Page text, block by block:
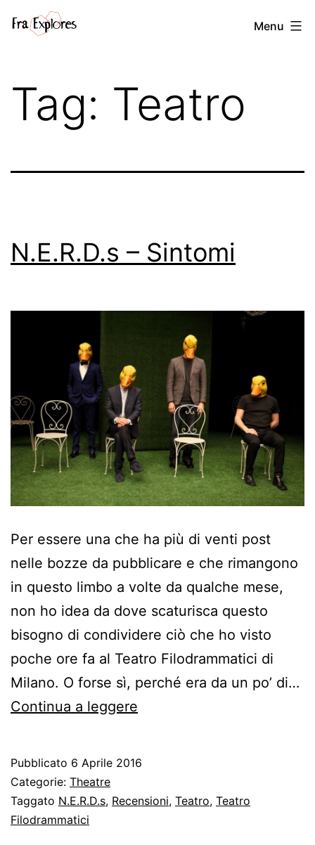
Fra
Menu
Tag: Teatro
N.E.R.D.s – Sintomi
Per essere una che ha più di venti post
nelle bozze da pubblicare e che rimangono
in questo limbo a volte da qualche mese,
non ho idea da dove scaturisca questo
bisogno di condividere ciò che ho visto
poche ore fa al Teatro Filodrammatici di
Milano. O forse sì, perché era da un po’ di…
Continua a leggere
Pubblicato 6 Aprile 2016
Categorie: Theatre
Taggato N.E.R.D.s, Recensioni, Teatro, Teatro
Filodrammatici